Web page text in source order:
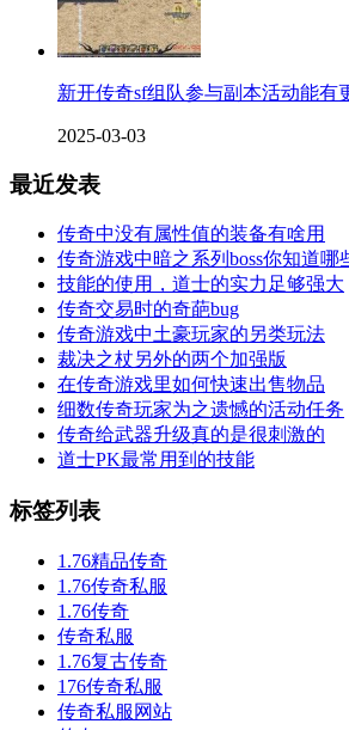
新开传奇sf组队参与副本活动能有
2025-03-03
最近发表
传奇中没有属性值的装备有啥用
传奇游戏中暗之系列boss你知道哪
技能的使用，道士的实力足够强大
传奇交易时的奇葩bug
传奇游戏中土豪玩家的另类玩法
裁决之杖另外的两个加强版
在传奇游戏里如何快速出售物品
细数传奇玩家为之遗憾的活动任务
传奇给武器升级真的是很刺激的
道士PK最常用到的技能
标签列表
1.76精品传奇
1.76传奇私服
1.76传奇
传奇私服
1.76复古传奇
176传奇私服
传奇私服网站